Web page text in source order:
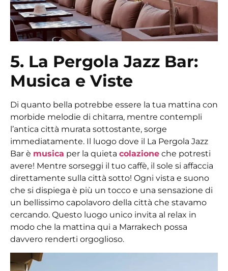
5. La Pergola Jazz Bar:
Musica e Viste
Di quanto bella potrebbe essere la tua mattina con
morbide melodie di chitarra, mentre contempli
l’antica città murata sottostante, sorge
immediatamente. Il luogo dove il La Pergola Jazz
Bar è musica per la quieta colazione che potresti
avere! Mentre sorseggi il tuo caffè, il sole si affaccia
direttamente sulla città sotto! Ogni vista e suono
che si dispiega è più un tocco e una sensazione di
un bellissimo capolavoro della città che stavamo
cercando. Questo luogo unico invita al relax in
modo che la mattina qui a Marrakech possa
davvero renderti orgoglioso.